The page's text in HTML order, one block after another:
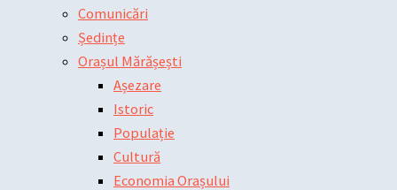
Comunicări
Ședințe
Orașul Mărășești
Așezare
Istoric
Populație
Cultură
Economia Orașului